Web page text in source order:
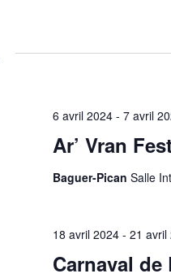
Ar’ Vran
6 avril 2024- 7 avril
Baguer-Pican Salle
Carnaval de
18 avril 2024- 21 avril